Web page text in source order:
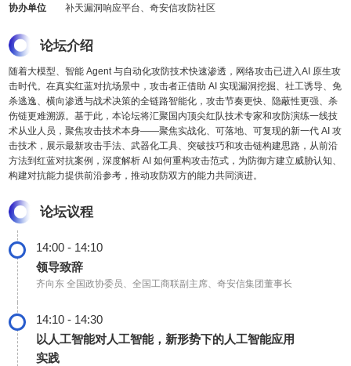
协办单位
补天漏洞响应平台、奇安信攻防社区
论坛介绍
随着大模型、智能 Agent 与自动化攻防技术快速渗透，网络攻击已进入AI 原生攻
击时代。在真实红蓝对抗场景中，攻击者正借助 AI 实现漏洞挖掘、社工诱导、免
杀逃逸、横向渗透与战术决策的全链路智能化，攻击节奏更快、隐蔽性更强、杀
伤链更难溯源。基于此，本论坛将汇聚国内顶尖红队技术专家和攻防演练一线技
术从业人员，聚焦攻击技术本身——聚焦实战化、可落地、可复现的新一代 AI 攻
击技术，展示最新攻击手法、武器化工具、突破技巧和攻击链构建思路，从前沿
方法到红蓝对抗案例，深度解析 AI 如何重构攻击范式，为防御方建立威胁认知、
构建对抗能力提供前沿参考，推动攻防双方的能力共同演进。
论坛议程
14:00 - 14:10
领导致辞
齐向东全国政协委员、全国工商联副主席、奇安信集团董事长
14:10 - 14:30
以人工智能对人工智能，新形势下的人工智能应用
实践